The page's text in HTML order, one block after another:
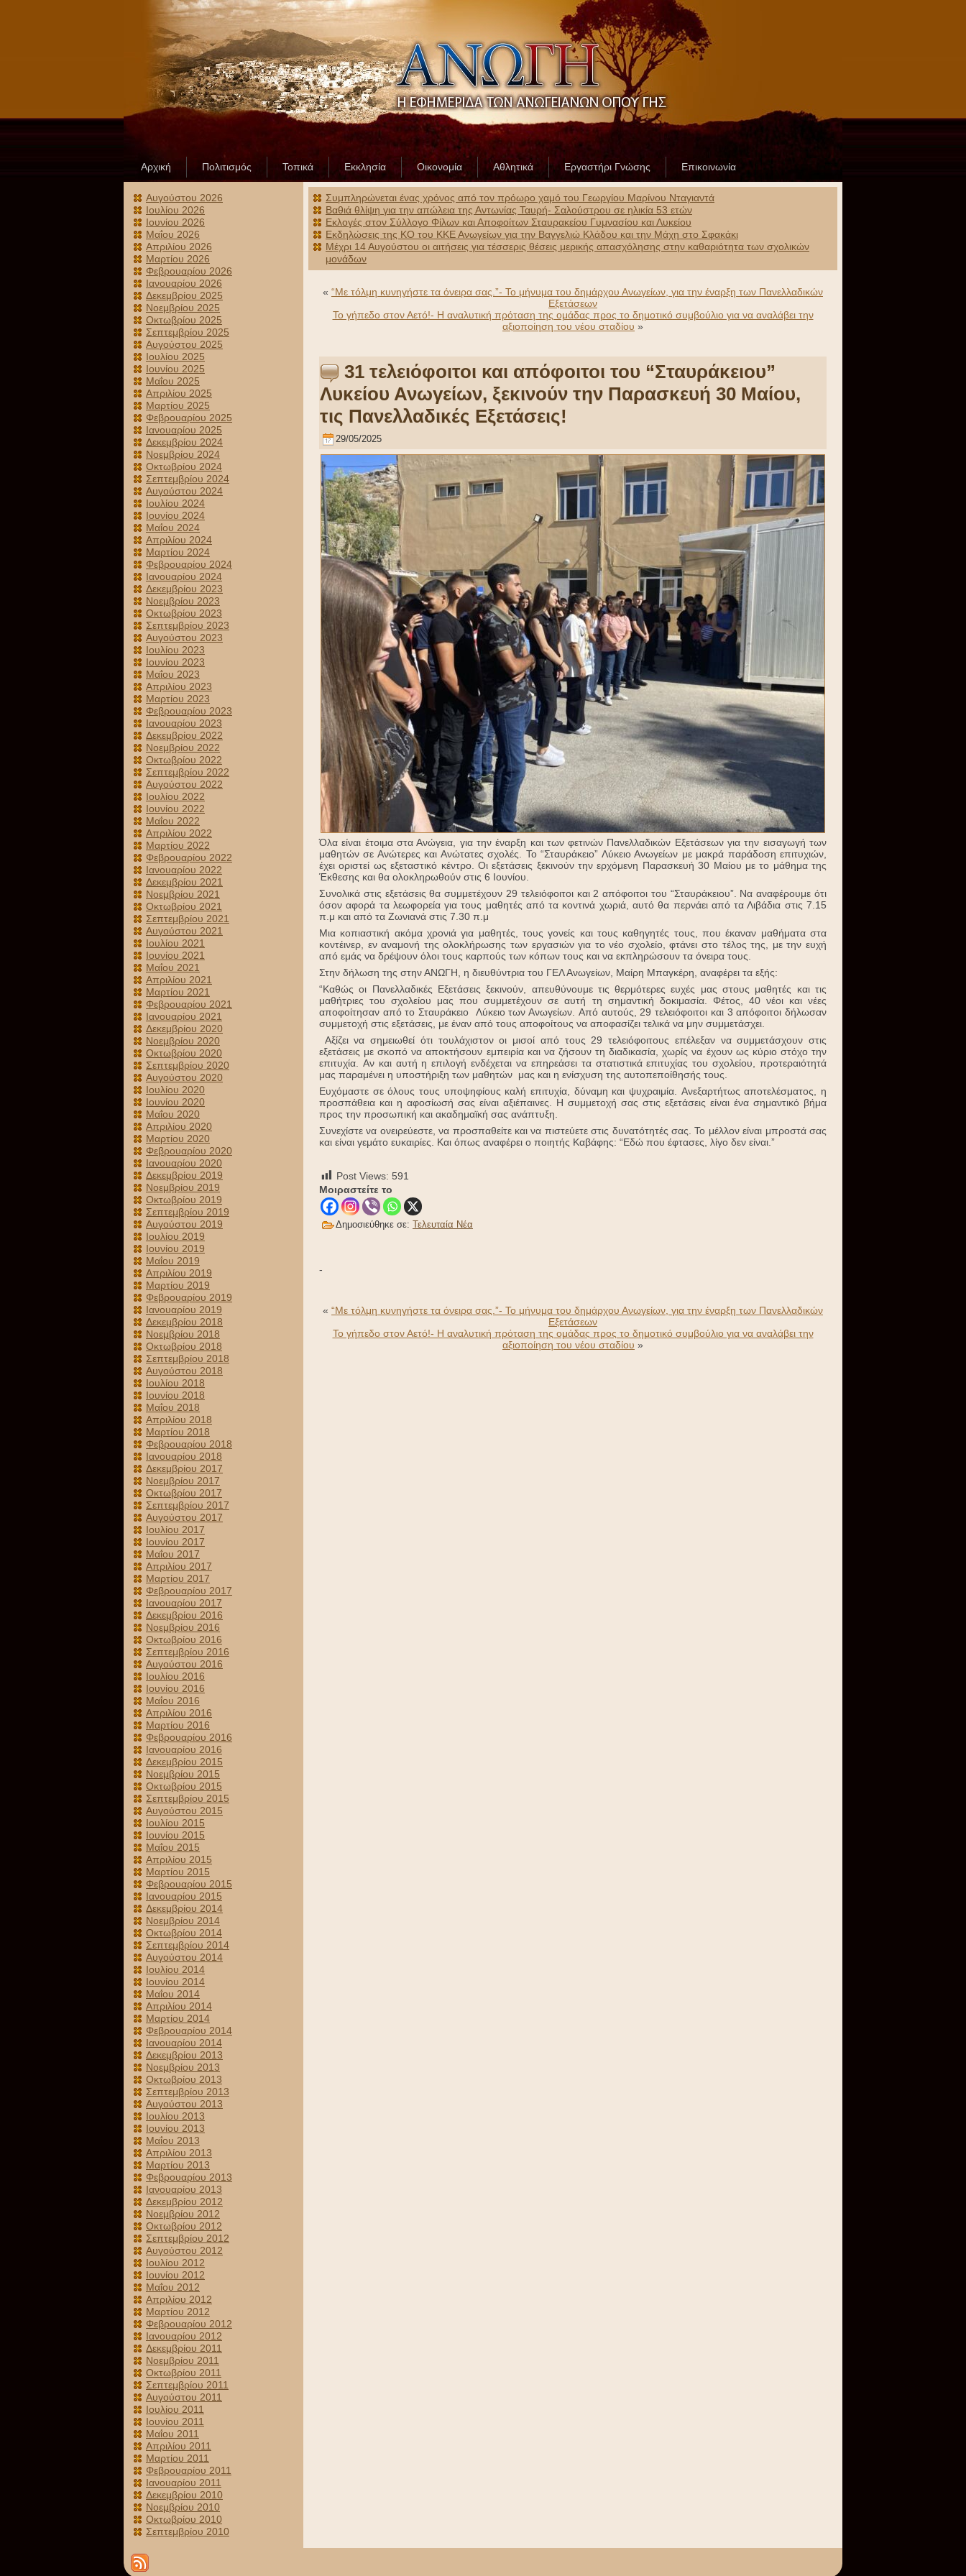
Αρχική Πολιτισμός Τοπικά Εκκλησία Οικονομία Αθλητικά Εργαστήρι Γνώσης Επικοινωνία
Αυγούστου 2026
Ιουλίου 2026
Ιουνίου 2026
Μαΐου 2026
Απριλίου 2026
Μαρτίου 2026
Φεβρουαρίου 2026
Ιανουαρίου 2026
Δεκεμβρίου 2025
Νοεμβρίου 2025
Οκτωβρίου 2025
Σεπτεμβρίου 2025
Αυγούστου 2025
Ιουλίου 2025
Ιουνίου 2025
Μαΐου 2025
Απριλίου 2025
Μαρτίου 2025
Φεβρουαρίου 2025
Ιανουαρίου 2025
Δεκεμβρίου 2024
Νοεμβρίου 2024
Οκτωβρίου 2024
Σεπτεμβρίου 2024
Αυγούστου 2024
Ιουλίου 2024
Ιουνίου 2024
Μαΐου 2024
Απριλίου 2024
Μαρτίου 2024
Φεβρουαρίου 2024
Ιανουαρίου 2024
Δεκεμβρίου 2023
Νοεμβρίου 2023
Οκτωβρίου 2023
Σεπτεμβρίου 2023
Αυγούστου 2023
Ιουλίου 2023
Ιουνίου 2023
Μαΐου 2023
Απριλίου 2023
Μαρτίου 2023
Φεβρουαρίου 2023
Ιανουαρίου 2023
Δεκεμβρίου 2022
Νοεμβρίου 2022
Οκτωβρίου 2022
Σεπτεμβρίου 2022
Αυγούστου 2022
Ιουλίου 2022
Ιουνίου 2022
Μαΐου 2022
Απριλίου 2022
Μαρτίου 2022
Φεβρουαρίου 2022
Ιανουαρίου 2022
Δεκεμβρίου 2021
Νοεμβρίου 2021
Οκτωβρίου 2021
Σεπτεμβρίου 2021
Αυγούστου 2021
Ιουλίου 2021
Ιουνίου 2021
Μαΐου 2021
Απριλίου 2021
Μαρτίου 2021
Φεβρουαρίου 2021
Ιανουαρίου 2021
Δεκεμβρίου 2020
Νοεμβρίου 2020
Οκτωβρίου 2020
Σεπτεμβρίου 2020
Αυγούστου 2020
Ιουλίου 2020
Ιουνίου 2020
Μαΐου 2020
Απριλίου 2020
Μαρτίου 2020
Φεβρουαρίου 2020
Ιανουαρίου 2020
Δεκεμβρίου 2019
Νοεμβρίου 2019
Οκτωβρίου 2019
Σεπτεμβρίου 2019
Αυγούστου 2019
Ιουλίου 2019
Ιουνίου 2019
Μαΐου 2019
Απριλίου 2019
Μαρτίου 2019
Φεβρουαρίου 2019
Ιανουαρίου 2019
Δεκεμβρίου 2018
Νοεμβρίου 2018
Οκτωβρίου 2018
Σεπτεμβρίου 2018
Αυγούστου 2018
Ιουλίου 2018
Ιουνίου 2018
Μαΐου 2018
Απριλίου 2018
Μαρτίου 2018
Φεβρουαρίου 2018
Ιανουαρίου 2018
Δεκεμβρίου 2017
Νοεμβρίου 2017
Οκτωβρίου 2017
Σεπτεμβρίου 2017
Αυγούστου 2017
Ιουλίου 2017
Ιουνίου 2017
Μαΐου 2017
Απριλίου 2017
Μαρτίου 2017
Φεβρουαρίου 2017
Ιανουαρίου 2017
Δεκεμβρίου 2016
Νοεμβρίου 2016
Οκτωβρίου 2016
Σεπτεμβρίου 2016
Αυγούστου 2016
Ιουλίου 2016
Ιουνίου 2016
Μαΐου 2016
Απριλίου 2016
Μαρτίου 2016
Φεβρουαρίου 2016
Ιανουαρίου 2016
Δεκεμβρίου 2015
Νοεμβρίου 2015
Οκτωβρίου 2015
Σεπτεμβρίου 2015
Αυγούστου 2015
Ιουλίου 2015
Ιουνίου 2015
Μαΐου 2015
Απριλίου 2015
Μαρτίου 2015
Φεβρουαρίου 2015
Ιανουαρίου 2015
Δεκεμβρίου 2014
Νοεμβρίου 2014
Οκτωβρίου 2014
Σεπτεμβρίου 2014
Αυγούστου 2014
Ιουλίου 2014
Ιουνίου 2014
Μαΐου 2014
Απριλίου 2014
Μαρτίου 2014
Φεβρουαρίου 2014
Ιανουαρίου 2014
Δεκεμβρίου 2013
Νοεμβρίου 2013
Οκτωβρίου 2013
Σεπτεμβρίου 2013
Αυγούστου 2013
Ιουλίου 2013
Ιουνίου 2013
Μαΐου 2013
Απριλίου 2013
Μαρτίου 2013
Φεβρουαρίου 2013
Ιανουαρίου 2013
Δεκεμβρίου 2012
Νοεμβρίου 2012
Οκτωβρίου 2012
Σεπτεμβρίου 2012
Αυγούστου 2012
Ιουλίου 2012
Ιουνίου 2012
Μαΐου 2012
Απριλίου 2012
Μαρτίου 2012
Φεβρουαρίου 2012
Ιανουαρίου 2012
Δεκεμβρίου 2011
Νοεμβρίου 2011
Οκτωβρίου 2011
Σεπτεμβρίου 2011
Αυγούστου 2011
Ιουλίου 2011
Ιουνίου 2011
Μαΐου 2011
Απριλίου 2011
Μαρτίου 2011
Φεβρουαρίου 2011
Ιανουαρίου 2011
Δεκεμβρίου 2010
Νοεμβρίου 2010
Οκτωβρίου 2010
Σεπτεμβρίου 2010
Συμπληρώνεται ένας χρόνος από τον πρόωρο χαμό του Γεωργίου Μαρίνου Νταγιαντά
Βαθιά θλίψη για την απώλεια της Αντωνίας Ταυρή- Σαλούστρου σε ηλικία 53 ετών
Εκλογές στον Σύλλογο Φίλων και Αποφοίτων Σταυρακείου Γυμνασίου και Λυκείου
Εκδηλώσεις της ΚΟ του ΚΚΕ Ανωγείων για την Βαγγελιώ Κλάδου και την Μάχη στο Σφακάκι
Μέχρι 14 Αυγούστου οι αιτήσεις για τέσσερις θέσεις μερικής απασχόλησης στην καθαριότητα των σχολικών
μονάδων
« “Με τόλμη κυνηγήστε τα όνειρα σας.”- Το μήνυμα του δημάρχου Ανωγείων, για την έναρξη των Πανελλαδικών
Εξετάσεων
Το γήπεδο στον Αετό!- Η αναλυτική πρόταση της ομάδας προς το δημοτικό συμβούλιο για να αναλάβει την
αξιοποίηση του νέου σταδίου »
31 τελειόφοιτοι και απόφοιτοι του “Σταυράκειου”
Λυκείου Ανωγείων, ξεκινούν την Παρασκευή 30 Μαίου,
τις Πανελλαδικές Εξετάσεις!
29/05/2025
Όλα είναι έτοιμα στα Ανώγεια, για την έναρξη και των φετινών Πανελλαδικών Εξετάσεων για την εισαγωγή των
μαθητών σε Ανώτερες και Ανώτατες σχολές. Το “Σταυράκειο” Λύκειο Ανωγείων με μακρά παράδοση επιτυχιών,
έχει οριστεί ως εξεταστικό κέντρο. Οι εξετάσεις ξεκινούν την ερχόμενη Παρασκευή 30 Μαίου με το μάθημα της
Έκθεσης και θα ολοκληρωθούν στις 6 Ιουνίου.
Συνολικά στις εξετάσεις θα συμμετέχουν 29 τελειόφοιτοι και 2 απόφοιτοι του “Σταυράκειου”. Να αναφέρουμε ότι
όσον αφορά τα λεωφορεία για τους μαθητές από τα κοντινά χωριά, αυτό θα περνάει από τα Λιβάδια στις 7.15
π.μ και από τα Ζωνιανά στις 7.30 π.μ
Μια κοπιαστική ακόμα χρονιά για μαθητές, τους γονείς και τους καθηγητές τους, που έκαναν μαθήματα στα
κοντέινερ, εν αναμονή της ολοκλήρωσης των εργασιών για το νέο σχολείο, φτάνει στο τέλος της, με την ευχή
από εμάς να δρέψουν όλοι τους καρπούς των κόπων τους και να εκπληρώσουν τα όνειρα τους.
Στην δήλωση της στην ΑΝΩΓΗ, η διευθύντρια του ΓΕΛ Ανωγείων, Μαίρη Μπαγκέρη, αναφέρει τα εξής:
“Καθώς οι Πανελλαδικές Εξετάσεις ξεκινούν, απευθύνουμε τις θερμότερες ευχές μας στους μαθητές και τις
μαθήτριες του σχολείου μας που συμμετέχουν σε αυτή τη σημαντική δοκιμασία. Φέτος, 40 νέοι και νέες
αποφοίτησαν από το Σταυράκειο Λύκειο των Ανωγείων. Από αυτούς, 29 τελειόφοιτοι και 3 απόφοιτοι δήλωσαν
συμμετοχή στις εξετάσεις, με έναν από τους αποφοίτους να αποφασίζει τελικά να μην συμμετάσχει.
Αξίζει να σημειωθεί ότι τουλάχιστον οι μισοί από τους 29 τελειόφοιτους επέλεξαν να συμμετάσχουν στις
εξετάσεις με σκοπό να αποκτήσουν εμπειρία και να ζήσουν τη διαδικασία, χωρίς να έχουν ως κύριο στόχο την
επιτυχία. Αν και αυτή η επιλογή ενδέχεται να επηρεάσει τα στατιστικά επιτυχίας του σχολείου, προτεραιότητά
μας παραμένει η υποστήριξη των μαθητών μας και η ενίσχυση της αυτοπεποίθησής τους.
Ευχόμαστε σε όλους τους υποψηφίους καλή επιτυχία, δύναμη και ψυχραιμία. Ανεξαρτήτως αποτελέσματος, η
προσπάθεια και η αφοσίωσή σας είναι αξιέπαινες. Η συμμετοχή σας στις εξετάσεις είναι ένα σημαντικό βήμα
προς την προσωπική και ακαδημαϊκή σας ανάπτυξη.
Συνεχίστε να ονειρεύεστε, να προσπαθείτε και να πιστεύετε στις δυνατότητές σας. Το μέλλον είναι μπροστά σας
και είναι γεμάτο ευκαιρίες. Και όπως αναφέρει ο ποιητής Καβάφης: “Εδώ που έφτασες, λίγο δεν είναι.”
Post Views: 591
Μοιραστείτε το
Δημοσιεύθηκε σε: Τελευταία Νέα
-
« “Με τόλμη κυνηγήστε τα όνειρα σας.”- Το μήνυμα του δημάρχου Ανωγείων, για την έναρξη των Πανελλαδικών
Εξετάσεων
Το γήπεδο στον Αετό!- Η αναλυτική πρόταση της ομάδας προς το δημοτικό συμβούλιο για να αναλάβει την
αξιοποίηση του νέου σταδίου »